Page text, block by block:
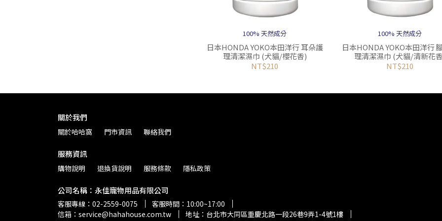
100% 天然成分
日本HONDA YOKO本田洋行 耳朵護
理清潔濕巾 (犬貓/櫻花香)
NT$210
100% 天然成分
日本HONDA YOKO本田洋行
理清潔濕巾 (犬貓/清新花
NT$210
關於我們
關於哈哈窩 門市資訊 聯絡我們
服務資訊
購物說明 退換貨說明 服務條款 隱私政策
公司名稱：永佳寵物用品有限公司
客服專線：02-2559-0075
客服時間：10:00~17:00
信箱：service@hahahouse.com.tw
地址：台北市大同區重慶北路一段26巷9弄1-4號1樓